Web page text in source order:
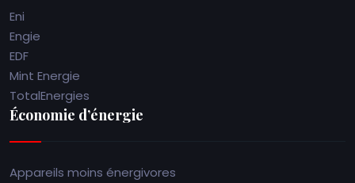
Eni
Engie
EDF
Mint Energie
TotalEnergies
Économie d’énergie
Appareils moins énergivores